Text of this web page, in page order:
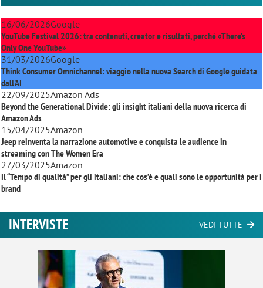
16/06/2026Google
YouTube Festival 2026: tra contenuti, creator e risultati, perché «There’s
Only One YouTube»
31/03/2026Google
Think Consumer Omnichannel: viaggio nella nuova Search di Google guidata
dall'AI
22/09/2025Amazon Ads
Beyond the Generational Divide: gli insight italiani della nuova ricerca di
Amazon Ads
15/04/2025Amazon
Jeep reinventa la narrazione automotive e conquista le audience in
streaming conThe Women Era
27/03/2025Amazon
Il “Tempo di qualità” per gli italiani: che cos’è e quali sono le opportunità per i
brand
INTERVISTE VEDI TUTTE